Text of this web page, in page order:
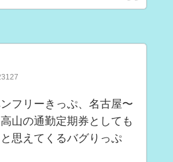
フリーきっぷ、名古屋〜
山の通勤定期券としても
思えてくるバグりっぷ